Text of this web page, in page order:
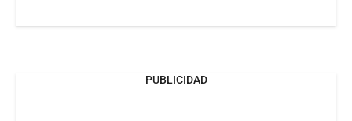
PUBLICIDAD